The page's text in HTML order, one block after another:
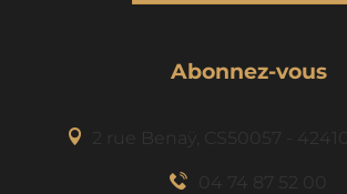
Abonnez-vous